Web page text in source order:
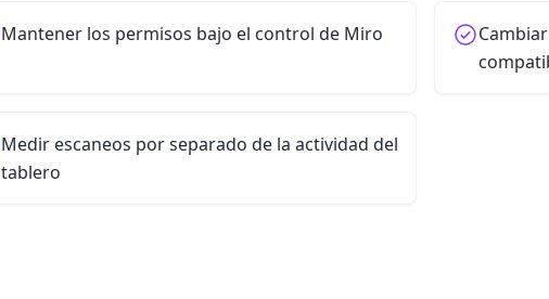
Mantener los permisos bajo el control de Miro
Medir escaneos por separado de la actividad del
tablero